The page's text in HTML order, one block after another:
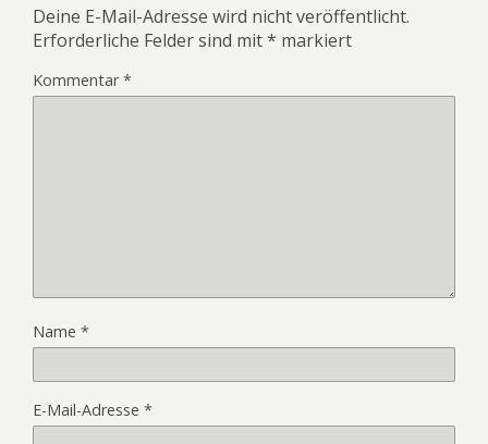
Deine E-Mail-Adresse wird nicht veröffentlicht.
Erforderliche Felder sind mit* markiert
Kommentar*
Name *
E-Mail-Adresse *